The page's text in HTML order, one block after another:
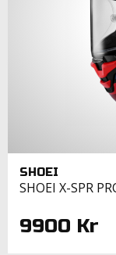
SHOEI
SHOEI X-SPR
9900 Kr